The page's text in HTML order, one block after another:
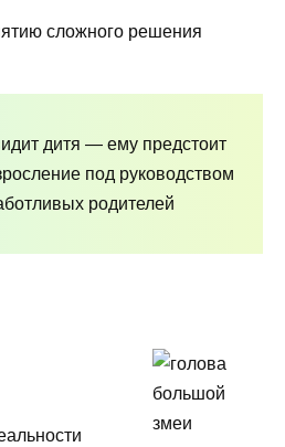
сложного решения
дитя — ему предстоит
под руководством
родителей